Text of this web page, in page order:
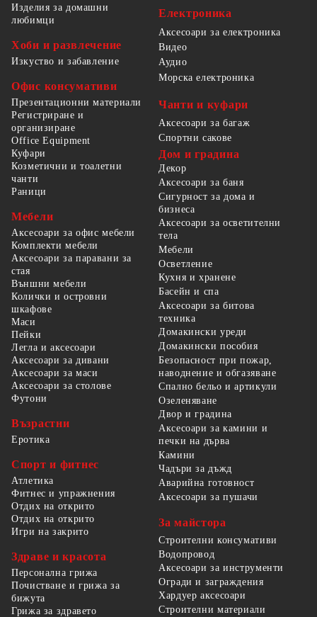
Изделия за домашни
любимци
Хоби и развлечение
Изкуство и забавление
Офис консумативи
Презентационни материали
Регистриране и
организиране
Office Equipment
Електроника
Аксесоари за електроника
Видео
Аудио
Морска електроника
Чанти и куфари
Аксесоари за багаж
Спортни сакове
Куфари
Козметични и тоалетни
чанти
Раници
Мебели
Аксесоари за офис мебели
Комплекти мебели
Аксесоари за паравани за
стая
Външни мебели
Колички и островни
шкафове
Маси
Пейки
Легла и аксесоари
Аксесоари за дивани
Аксесоари за маси
Аксесоари за столове
Футони
Възрастни
Еротика
Спорт и фитнес
Атлетика
Фитнес и упражнения
Отдих на открито
Отдих на открито
Игри на закрито
Здраве и красота
Персонална грижа
Почистване и грижа за
бижута
Грижа за здравето
Дом и градина
Декор
Аксесоари за баня
Сигурност за дома и
бизнеса
Аксесоари за осветителни
тела
Мебели
Осветление
Кухня и хранене
Басейн и спа
Аксесоари за битова
техника
Домакински уреди
Домакински пособия
Безопасност при пожар,
наводнение и обгазяване
Спално бельо и артикули
Озеленяване
Двор и градина
Аксесоари за камини и
печки на дърва
Камини
Чадъри за дъжд
Аварийна готовност
Аксесоари за пушачи
За майстора
Строителни консумативи
Водопровод
Аксесоари за инструменти
Огради и заграждения
Хардуер аксесоари
Строителни материали